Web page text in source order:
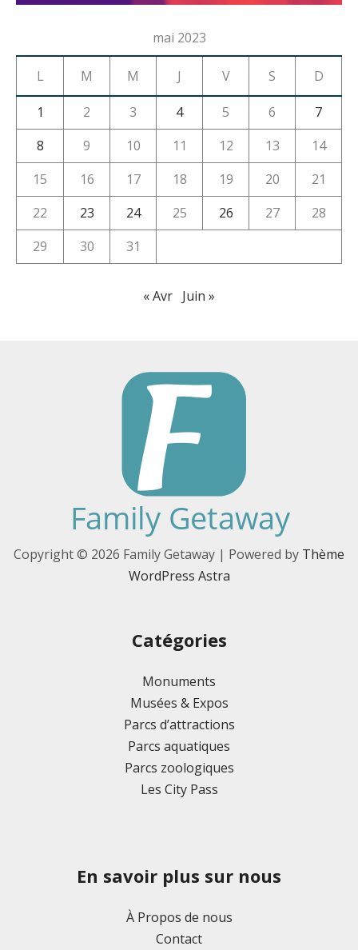
mai 2023
L M M J V S D
1 2 3 4 5 6
7
8
9 10 11 12 13
14
15
16 17 18 19 20
21
22
23 24 25 26 27
28
29
30 31
« Avr Juin »
Copyright © 2026 Family Getaway | Powered by Thème
WordPress Astra
Catégories
Monuments
Musées & Expos
Parcs d’attractions
Parcs aquatiques
Parcs zoologiques
Les City Pass
En savoir plus sur nous
À Propos de nous
Contact